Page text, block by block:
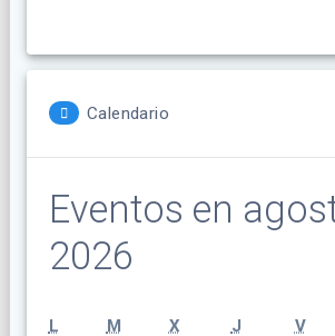
Calendario
Eventos en
2026
Llunes MmartesXmiércoles
Jjueves V